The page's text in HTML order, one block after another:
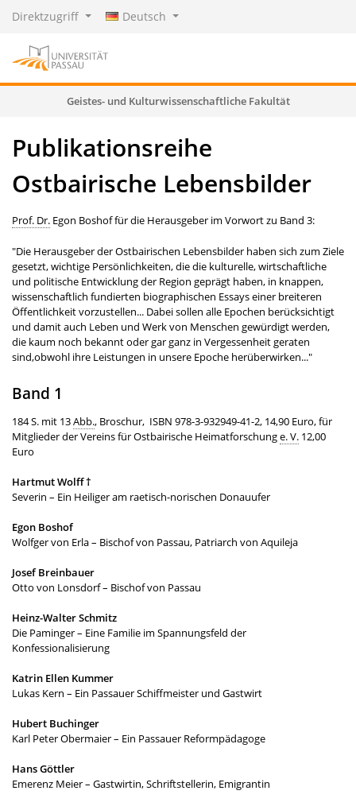
Direktzugriff Deutsch
Geistes- und Kulturwissenschaftliche Fakultät
Publikationsreihe
Ostbairische Lebensbilder
Prof. Dr. Egon Boshof für die Herausgeber im Vorwort zu Band 3:
"Die Herausgeber der Ostbairischen Lebensbilder haben sich zum Ziele
gesetzt, wichtige Persönlichkeiten, die die kulturelle, wirtschaftliche
und politische Entwicklung der Region geprägt haben, in knappen,
wissenschaftlich fundierten biographischen Essays einer breiteren
Öffentlichkeit vorzustellen... Dabei sollen alle Epochen berücksichtigt
und damit auch Leben und Werk von Menschen gewürdigt werden,
die kaum noch bekannt oder gar ganz in Vergessenheit geraten
sind,obwohl ihre Leistungen in unsere Epoche herüberwirken..."
Band 1
184 S. mit 13Abb., Broschur, ISBN 978-3-932949-41-2, 14,90 Euro, für
Mitglieder der Vereins für Ostbairische Heimatforschunge. V. 12,00
Euro
Hartmut Wolff †
Severin – Ein Heiliger am raetisch-norischen Donauufer
Egon Boshof
Wolfger von Erla – Bischof von Passau, Patriarch von Aquileja
Josef Breinbauer
Otto von Lonsdorf – Bischof von Passau
Heinz-Walter Schmitz
Die Paminger – Eine Familie im Spannungsfeld der
Konfessionalisierung
Katrin Ellen Kummer
Lukas Kern – Ein Passauer Schiffmeister und Gastwirt
Hubert Buchinger
Karl Peter Obermaier – Ein Passauer Reformpädagoge
Hans Göttler
Emerenz Meier – Gastwirtin, Schriftstellerin, Emigrantin